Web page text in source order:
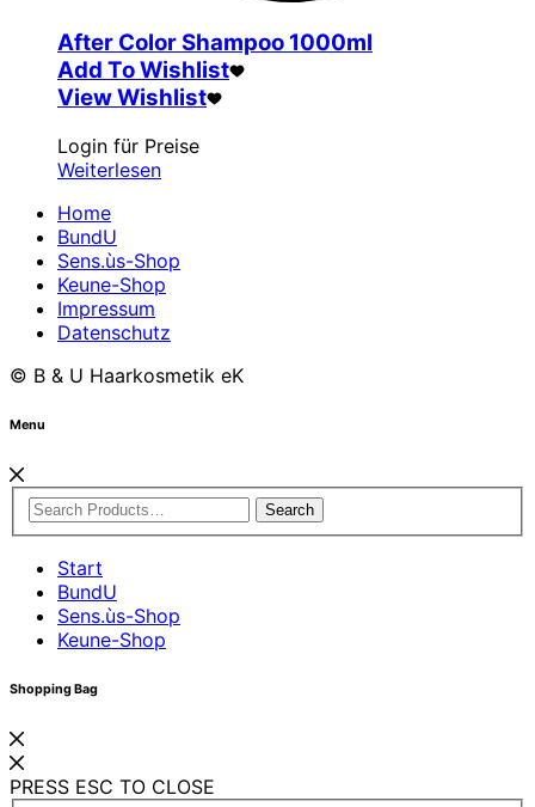
After Color Shampoo 1000ml
Add To Wishlist
View Wishlist
Login für Preise
Weiterlesen
Home
BundU
Sens.ùs-Shop
Keune-Shop
Impressum
Datenschutz
© B & U Haarkosmetik eK
Menu
Search
Start
BundU
Sens.ùs-Shop
Keune-Shop
Shopping Bag
PRESS ESC TO CLOSE